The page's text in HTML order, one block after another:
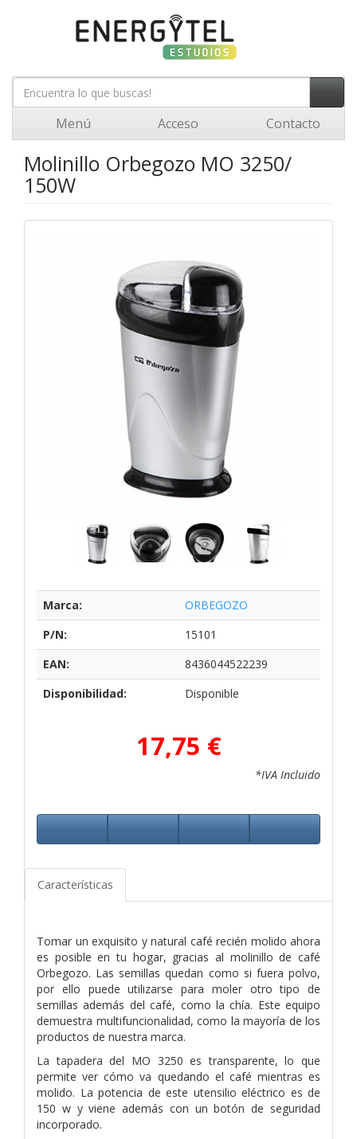
Menú Acceso Contacto
Molinillo Orbegozo MO 3250/
150W
Marca:
ORBEGOZO
P/N:
15101
EAN:
8436044522239
Disponibilidad:
Disponible
17,75 €
*IVA Incluido
Características
Tomar un exquisito y natural café recién molido ahora
es posible en tu hogar, gracias al molinillo de café
Orbegozo. Las semillas quedan como si fuera polvo,
por ello puede utilizarse para moler otro tipo de
semillas además del café, como la chía. Este equipo
demuestra multifuncionalidad, como la mayoría de los
productos de nuestra marca.
La tapadera del MO 3250 es transparente, lo que
permite ver cómo va quedando el café mientras es
molido. La potencia de este utensilio eléctrico es de
150 w y viene además con un botón de seguridad
incorporado.